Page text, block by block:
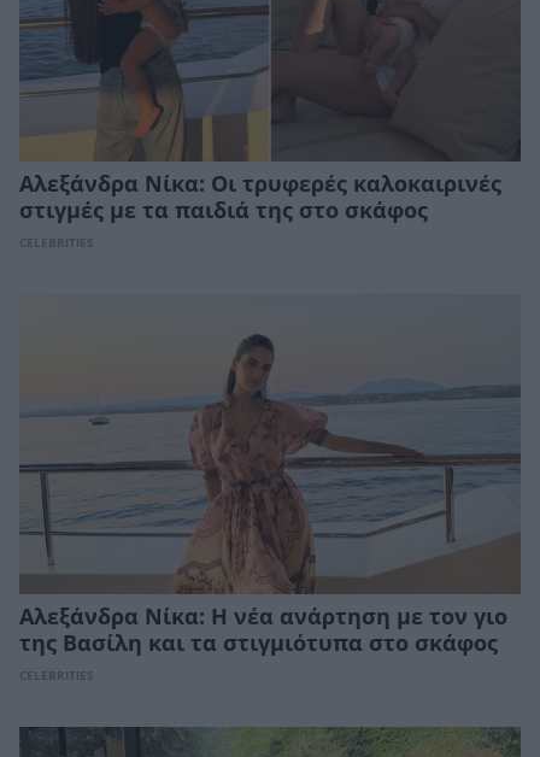
Αλεξάνδρα Νίκα: Οι τρυφερές καλοκαιρινές
στιγμές με τα παιδιά της στο σκάφος
CELEBRITIES
Αλεξάνδρα Νίκα: Η νέα ανάρτηση με τον γιο
της Βασίλη και τα στιγμιότυπα στο σκάφος
CELEBRITIES